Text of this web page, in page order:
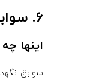
6. سوابق نگهداری
اینها
سوابق